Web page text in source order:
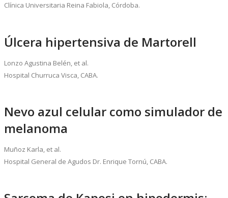
Clínica Universitaria Reina Fabiola, Córdoba.
Úlcera hipertensiva de Martorell
Lonzo Agustina Belén, et al.
Hospital Churruca Visca, CABA.
Nevo azul celular como simulador de
melanoma
Muñoz Karla, et al.
Hospital General de Agudos Dr. Enrique Tornú, CABA.